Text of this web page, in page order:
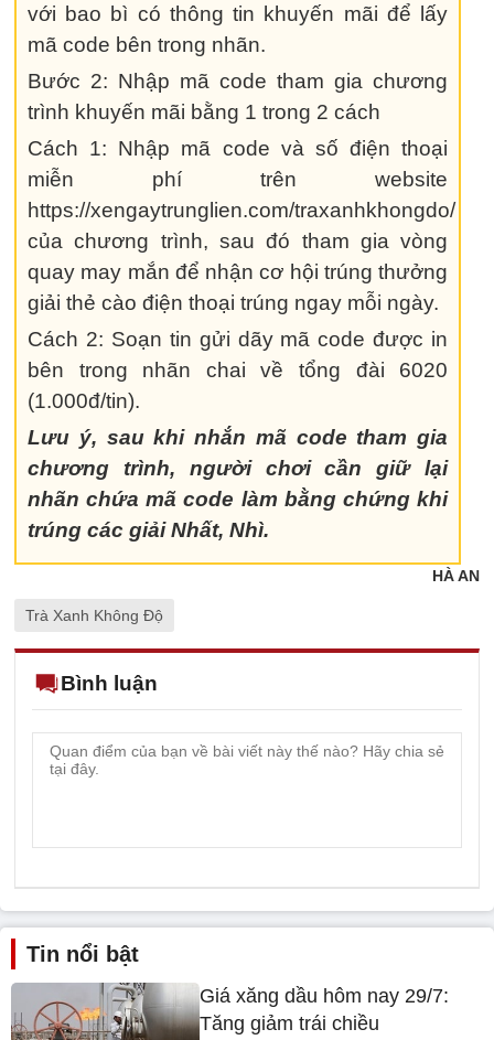
với bao bì có thông tin khuyến mãi để lấy
mã code bên trong nhãn.
Bước 2: Nhập mã code tham gia chương
trình khuyến mãi bằng 1 trong 2 cách
Cách 1: Nhập mã code và số điện thoại
miễn phí trên website
https://xengaytrunglien.com/traxanhkhongdo/
của chương trình, sau đó tham gia vòng
quay may mắn để nhận cơ hội trúng thưởng
giải thẻ cào điện thoại trúng ngay mỗi ngày.
Cách 2: Soạn tin gửi dãy mã code được in
bên trong nhãn chai về tổng đài 6020
(1.000đ/tin).
Lưu ý, sau khi nhắn mã code tham gia
chương trình, người chơi cần giữ lại
nhãn chứa mã code làm bằng chứng khi
trúng các giải Nhất, Nhì.
HÀ AN
Trà Xanh Không Độ
Bình luận
Tin nổi bật
Giá xăng dầu hôm nay 29/7:
Tăng giảm trái chiều